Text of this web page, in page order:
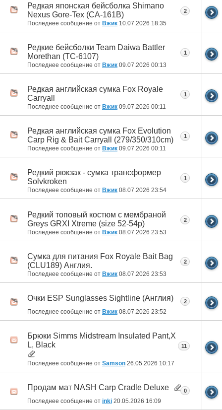
Редкая японская бейсболка Shimano
Nexus Gore-Tex (CA-161B)
Последнее сообщение от Вжик 10.07.2026 18:35
2
Редкие бейсболки Team Daiwa Battler
Morethan (TC-6107)
Последнее сообщение от Вжик 09.07.2026 00:13
1
Редкая английская сумка Fox Royale
Carryall
Последнее сообщение от Вжик 09.07.2026 00:11
1
Редкая английская сумка Fox Evolution
Carp Rig & Bait Carryall (279/350/310cm)
Последнее сообщение от Вжик 09.07.2026 00:11
1
Редкий рюкзак - сумка трансформер
Solvkroken
Последнее сообщение от Вжик 08.07.2026 23:54
1
Редкий топовый костюм с мембраной
Greys GRXI Xtreme (size 52-54р)
Последнее сообщение от Вжик 08.07.2026 23:53
2
Сумка для питания Fox Royale Bait Bag
(CLU189) Англия.
Последнее сообщение от Вжик 08.07.2026 23:53
2
Очки ESP Sunglasses Sightline (Англия)
Последнее сообщение от Вжик 08.07.2026 23:52
2
Брюки Simms Midstream Insulated Pant,X
L, Black
Последнее сообщение от Samson 26.05.2026 10:17
11
Продам мат NASH Carp Cradle Deluxe
Последнее сообщение от inki 20.05.2026 16:09
0